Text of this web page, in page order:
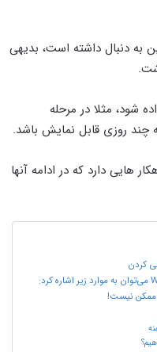
به دنبال داشته است، بدیهی
شود، مثلا در مرحله
چند روزی قابل نمایش باشد.
هایی دارد که در ادامه آنها
کردن
ممکن نیست!